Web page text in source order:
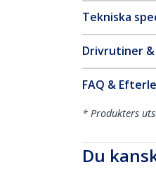
Tekniska
Drivrutiner
FAQ &
* Produkters
Du